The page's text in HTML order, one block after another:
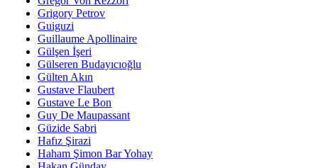
Grigory Petrov
Guiguzi
Guillaume Apollinaire
Gülşen İşeri
Gülseren Budayıcıoğlu
Gülten Akın
Gustave Flaubert
Gustave Le Bon
Guy De Maupassant
Güzide Sabri
Hafız Şirazi
Haham Şimon Bar Yohay